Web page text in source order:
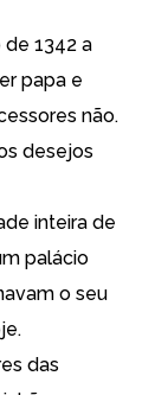
1342 a
papa e
não.
desejos
inteira de
palácio
o seu
das